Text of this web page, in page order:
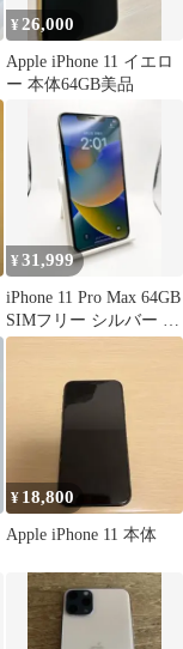
¥26,000
Apple iPhone 11 イエロ
ー 本体64GB美品
¥31,999
iPhone 11 Pro Max 64GB
SIMフリー シルバー 本
体
¥ 18,800
Apple iPhone 11 本体